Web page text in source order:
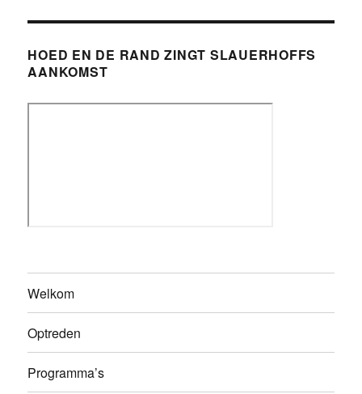
HOED EN DE RAND ZINGT SLAUERHOFFS
AANKOMST
Welkom
Optreden
Programma’s